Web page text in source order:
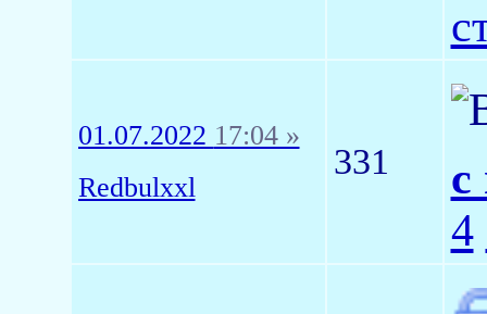
01.07.2022 17:04 »
Redbulxxl
331
с
4